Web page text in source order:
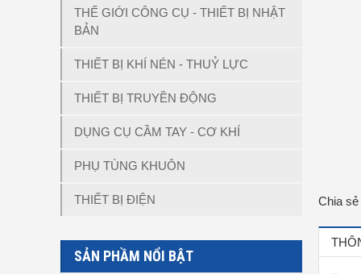
THẾ GIỚI CÔNG CỤ - THIẾT BỊ NHẬT
BẢN
THIẾT BỊ KHÍ NÉN - THUỶ LỰC
THIẾT BỊ TRUYỀN ĐỘNG
DỤNG CỤ CẦM TAY - CƠ KHÍ
PHỤ TÙNG KHUÔN
THIẾT BỊ ĐIỆN
SẢN PHẦM NỔI BẬT
Chia